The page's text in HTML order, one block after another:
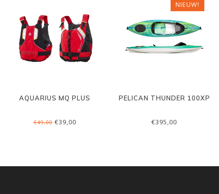
AQUARIUS MQ PLUS
€49,00€39,00
NIEUW!
PELICAN THUNDER 100XP
€395,00